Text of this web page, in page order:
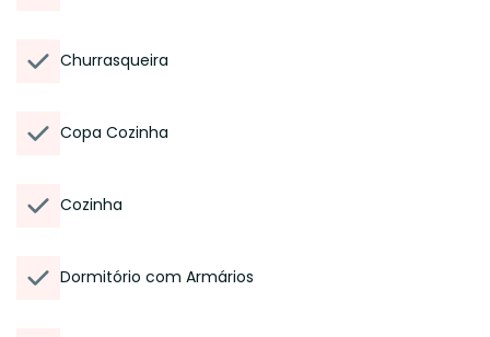
Churrasqueira
Copa Cozinha
Cozinha
Dormitório com Armários